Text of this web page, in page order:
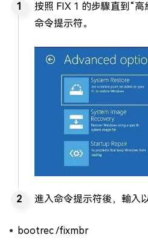
按照 FIX 1 的步驟直到“
命令提示符。
進入命令提示符後，輸入
bootrec /fixmbr